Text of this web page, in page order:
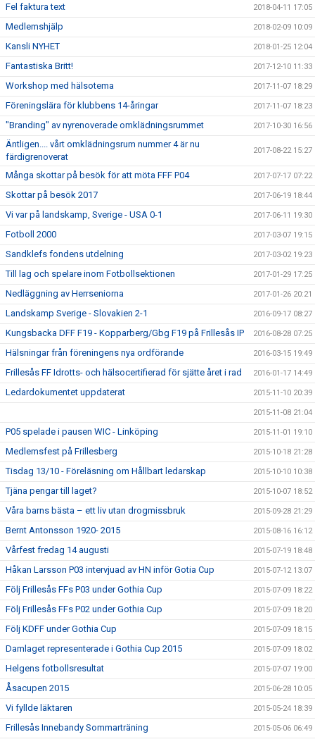
Fel faktura text 2018-04-11 17:05
Medlemshjälp 2018-02-09 10:09
Kansli NYHET 2018-01-25 12:04
Fantastiska Britt! 2017-12-10 11:33
Workshop med hälsotema 2017-11-07 18:29
Föreningslära för klubbens 14-åringar 2017-11-07 18:23
"Branding" av nyrenoverade omklädningsrummet 2017-10-30 16:56
Äntligen.... vårt omklädningsrum nummer 4 är nu
färdigrenoverat
2017-08-22 15:27
Många skottar på besök för att möta FFF P04 2017-07-17 07:22
Skottar på besök 2017 2017-06-19 18:44
Vi var på landskamp, Sverige - USA 0-1 2017-06-11 19:30
Fotboll 2000 2017-03-07 19:15
Sandklefs fondens utdelning 2017-03-02 19:23
Till lag och spelare inom Fotbollsektionen 2017-01-29 17:25
Nedläggning av Herrseniorna 2017-01-26 20:21
Landskamp Sverige - Slovakien 2-1 2016-09-17 08:27
Kungsbacka DFF F19 - Kopparberg/Gbg F19 på Frillesås IP 2016-08-28 07:25
Hälsningar från föreningens nya ordförande 2016-03-15 19:49
Frillesås FF Idrotts- och hälsocertifierad för sjätte året i rad 2016-01-17 14:49
Ledardokumentet uppdaterat 2015-11-10 20:39
2015-11-08 21:04
P05 spelade i pausen WIC - Linköping 2015-11-01 19:10
Medlemsfest på Frillesberg 2015-10-18 21:28
Tisdag 13/10 - Föreläsning om Hållbart ledarskap 2015-10-10 10:38
Tjäna pengar till laget? 2015-10-07 18:52
Våra barns bästa – ett liv utan drogmissbruk 2015-09-28 21:29
Bernt Antonsson 1920- 2015 2015-08-16 16:12
Vårfest fredag 14 augusti 2015-07-19 18:48
Håkan Larsson P03 intervjuad av HN inför Gotia Cup 2015-07-12 13:07
Följ Frillesås FFs P03 under Gothia Cup 2015-07-09 18:22
Följ Frillesås FFs P02 under Gothia Cup 2015-07-09 18:20
Följ KDFF under Gothia Cup 2015-07-09 18:15
Damlaget representerade i Gothia Cup 2015 2015-07-09 18:02
Helgens fotbollsresultat 2015-07-07 19:00
Åsacupen 2015 2015-06-28 10:05
Vi fyllde läktaren 2015-05-24 18:39
Frillesås Innebandy Sommarträning 2015-05-06 06:49